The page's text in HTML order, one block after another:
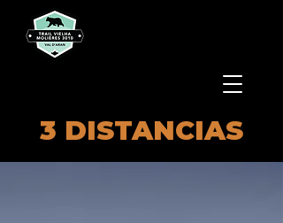
3 DISTANCIAS